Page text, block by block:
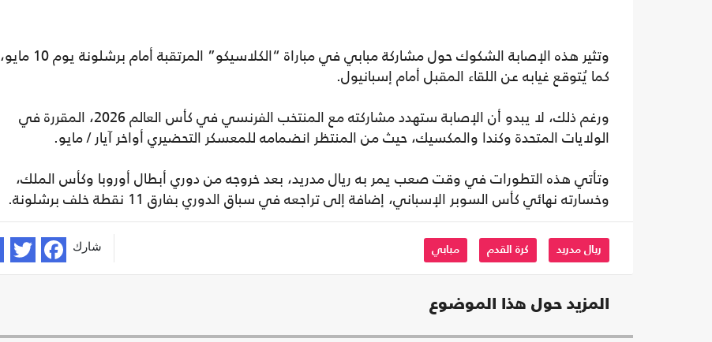
وتثير هذه الإصابة الشكوك حول مشاركة مبابي في مباراة “الكلاسيكو” المرتقبة أمام برشلونة يوم 10 مايو،
كما يُتوقع غيابه عن اللقاء المقبل أمام إسبانيول.
ورغم ذلك، لا يبدو أن الإصابة ستهدد مشاركته مع المنتخب الفرنسي في كأس العالم 2026، المقررة في
الولايات المتحدة وكندا والمكسيك، حيث من المنتظر انضمامه للمعسكر التحضيري أواخر آيار / مايو.
وتأتي هذه التطورات في وقت صعب يمر به ريال مدريد، بعد خروجه من دوري أبطال أوروبا وكأس الملك،
وخسارته نهائي كأس السوبر الإسباني، إضافة إلى تراجعه في سباق الدوري بفارق 11 نقطة خلف برشلونة.
ريال مدريد كرة القدم مبابي شارك
المزيد حول هذا الموضوع